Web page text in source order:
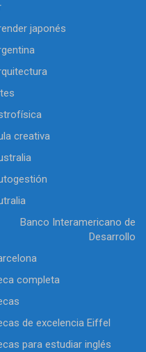
japonés
creativa
Banco Interamericano de
Desarrollo
completa
de excelencia Eiffel
para estudiar inglés